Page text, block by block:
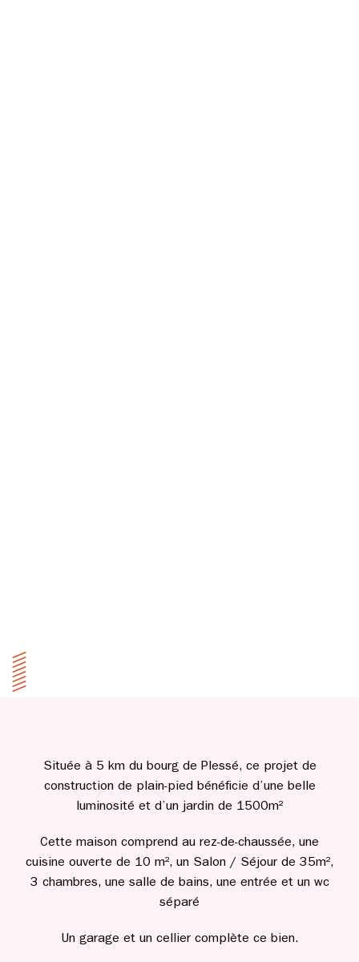
Située à 5 km du bourg de Plessé, ce projet de
construction de plain-pied bénéficie d’une belle
luminosité et d’un jardin de 1500m²
Cette maison comprend au rez-de-chaussée, une
cuisine ouverte de 10 m², un Salon / Séjour de 35m²,
3 chambres, une salle de bains, une entrée et un wc
séparé
Un garage et un cellier complète ce bien.